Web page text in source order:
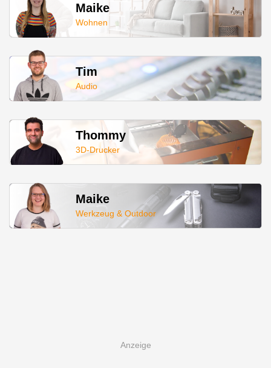
Maike
Wohnen
Tim
Audio
Thommy
3D-Drucker
Maike
Werkzeug & Outdoor